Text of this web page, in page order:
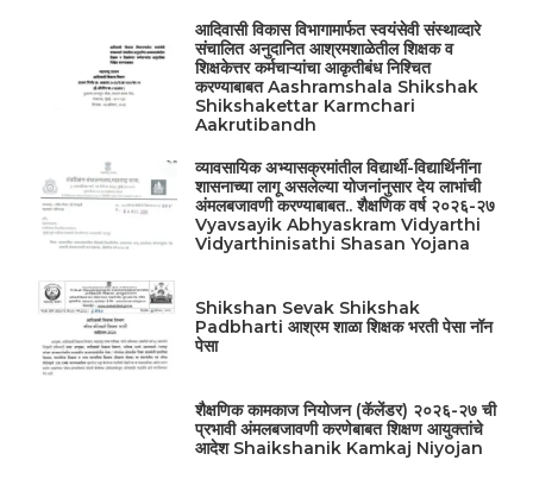
आदिवासी विकास विभागामार्फत स्वयंसेवी संस्थाव्दारे
संचालित अनुदानित आश्रमशाळेतील शिक्षक व
शिक्षकेत्तर कर्मचाऱ्यांचा आकृतीबंध निश्चित
करण्याबाबत Aashramshala Shikshak
Shikshakettar Karmchari
Aakrutibandh
व्यावसायिक अभ्यासक्रमांतील विद्यार्थी-विद्यार्थिनींना
शासनाच्या लागू असलेल्या योजनांनुसार देय लाभांची
अंमलबजावणी करण्याबाबत.. शैक्षणिक वर्ष २०२६-२७
Vyavsayik Abhyaskram Vidyarthi
Vidyarthinisathi Shasan Yojana
Shikshan Sevak Shikshak
Padbharti आश्रम शाळा शिक्षक भरती पेसा नॉन
पेसा
शैक्षणिक कामकाज नियोजन (कॅलेंडर) २०२६-२७ ची
प्रभावी अंमलबजावणी करणेबाबत शिक्षण आयुक्तांचे
आदेश Shaikshanik Kamkaj Niyojan